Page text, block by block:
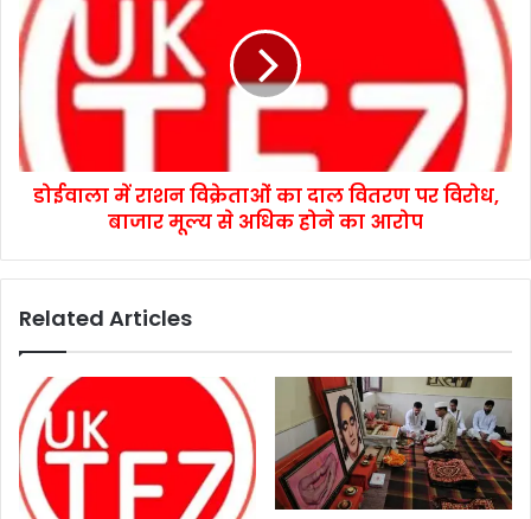
डोईवाला में राशन विक्रेताओं का दाल वितरण पर विरोध,
बाजार मूल्य से अधिक होने का आरोप
Related Articles